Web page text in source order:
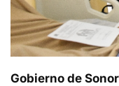
Gobierno de